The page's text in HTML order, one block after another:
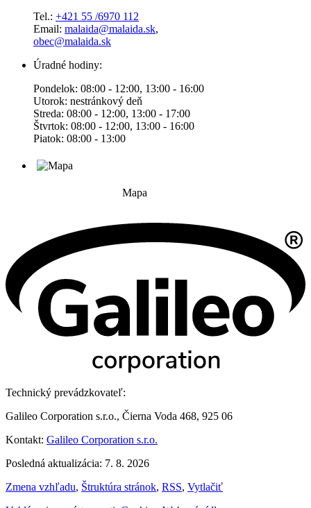
Tel.: +421 55 /6970 112
Email: malaida@malaida.sk,
obec@malaida.sk
Úradné hodiny:
Pondelok: 08:00 - 12:00, 13:00 - 16:00
Utorok: nestránkový deň
Streda: 08:00 - 12:00, 13:00 - 17:00
Štvrtok: 08:00 - 12:00, 13:00 - 16:00
Piatok: 08:00 - 13:00
Mapa
Technický prevádzkovateľ:
Galileo Corporation s.r.o., Čierna Voda 468, 925 06
Kontakt: Galileo Corporation s.r.o.
Posledná aktualizácia: 7. 8. 2026
Zmena vzhľadu, Štruktúra stránok, RSS, Vytlačiť